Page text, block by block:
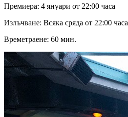
Премиера: 4 януари от 22:00 часа
Излъчване: Всяка сряда от 22:00 часа
Времетраене: 60 мин.